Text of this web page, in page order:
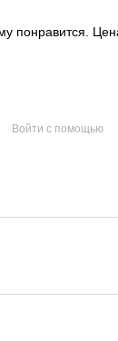
понравится.
Войти с помощью